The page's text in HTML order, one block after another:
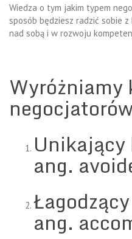
Wiedza o tym jakim typem
sposób będziesz radzić sobie
nad sobą i w rozwoju
ang.
ang.